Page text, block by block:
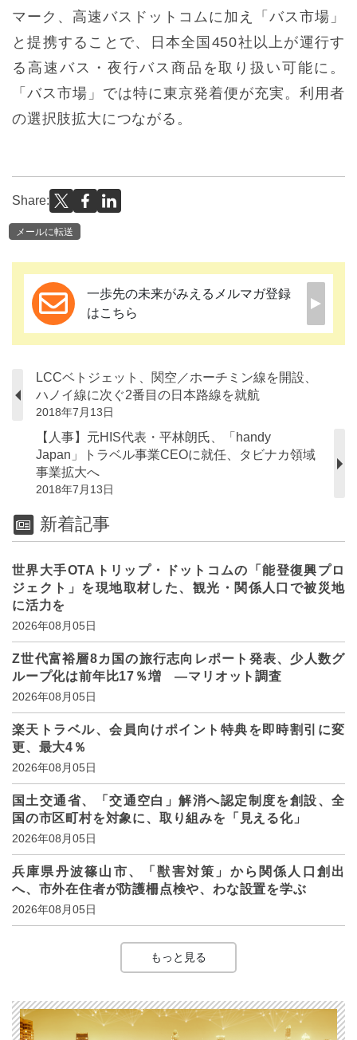
マーク、高速バスドットコムに加え「バス市場」
と提携することで、日本全国450社以上が運行す
る高速バス・夜行バス商品を取り扱い可能に。
「バス市場」では特に東京発着便が充実。利用者
の選択肢拡大につながる。
Share:
メールに転送
一歩先の未来がみえるメルマガ登録
はこちら
LCCベトジェット、関空／ホーチミン線を開設、
ハノイ線に次ぐ2番目の日本路線を就航
2018年7月13日
【人事】元HIS代表・平林朗氏、「handy
Japan」トラベル事業CEOに就任、タビナカ領域
事業拡大へ
2018年7月13日
新着記事
世界大手OTAトリップ・ドットコムの「能登復興プロ
ジェクト」を現地取材した、観光・関係人口で被災地
に活力を
2026年08月05日
Z世代富裕層8カ国の旅行志向レポート発表、少人数グ
ループ化は前年比17％増 ―マリオット調査
2026年08月05日
楽天トラベル、会員向けポイント特典を即時割引に変
更、最大4％
2026年08月05日
国土交通省、「交通空白」解消へ認定制度を創設、全
国の市区町村を対象に、取り組みを「見える化」
2026年08月05日
兵庫県丹波篠山市、「獣害対策」から関係人口創出
へ、市外在住者が防護柵点検や、わな設置を学ぶ
2026年08月05日
もっと見る